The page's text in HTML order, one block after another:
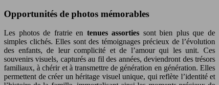
Opportunités de photos mémorables
Les photos de fratrie en tenues assorties sont bien plus que de
simples clichés. Elles sont des témoignages précieux de l’évolution
des enfants, de leur complicité et de l’amour qui les unit. Ces
souvenirs visuels, capturés au fil des années, deviendront des trésors
familiaux, à chérir et à transmettre de génération en génération. Elles
permettent de créer un héritage visuel unique, qui reflète l’identité et